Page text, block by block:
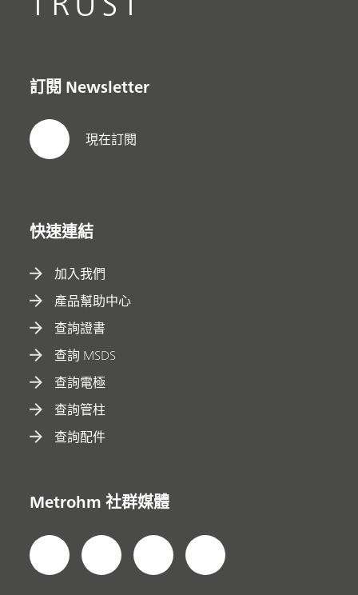
訂閱 Newsletter
現在訂閱
快速連結
加入我們
產品幫助中心
查詢證書
查詢 MSDS
查詢電極
查詢管柱
查詢配件
Metrohm 社群媒體